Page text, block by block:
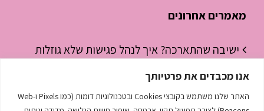
אנו מכבדים את פרטיותך
האתר שלנו משתמש בקובצי Cookies ובטכנולוגיות דומות (כמו Pixels ו-Web
מאמרים אחרונים
ישיבה שהתארכה? איך לנהל פגישות שלא גוזלות
ניהול זמן לסטודנטים – איך להפסיק “לכבות